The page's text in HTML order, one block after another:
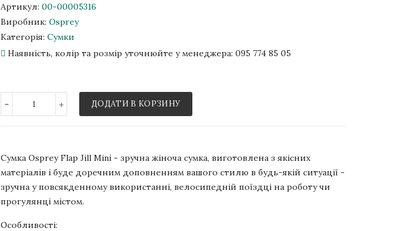
Артикул: 00-00005316
Виробник: Osprey
Категорія: Сумки
Наявність, колір та розмір уточнюйте у менеджера: 095 774 85 05
- + ДОДАТИ В КОРЗИНУ
Сумка Osprey Flap Jill Mini - зручна жіноча сумка, виготовлена з якісних
матеріалів і буде доречним доповненням вашого стилю в будь-якій ситуації -
зручна у повсякденному використанні, велосипедній поїздці на роботу чи
прогулянці містом.
Особливості: